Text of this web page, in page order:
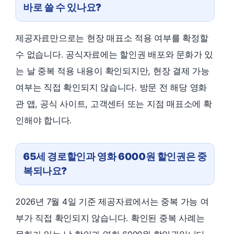
바로 쓸 수 있나요?
제공자료만으로는 현장 매표소 적용 여부를 확정할
수 없습니다. 공식자료에는 할인권 배포와 문화가 있
는 날 중복 적용 내용이 확인되지만, 현장 결제 가능
여부는 직접 확인되지 않습니다. 방문 전 해당 영화
관 앱, 공식 사이트, 고객센터 또는 지점 매표소에 확
인해야 합니다.
65세 경로할인과 영화 6000원 할인권은 중
복되나요?
2026년 7월 4일 기준 제공자료에서는 중복 가능 여
부가 직접 확인되지 않습니다. 확인된 중복 사례는